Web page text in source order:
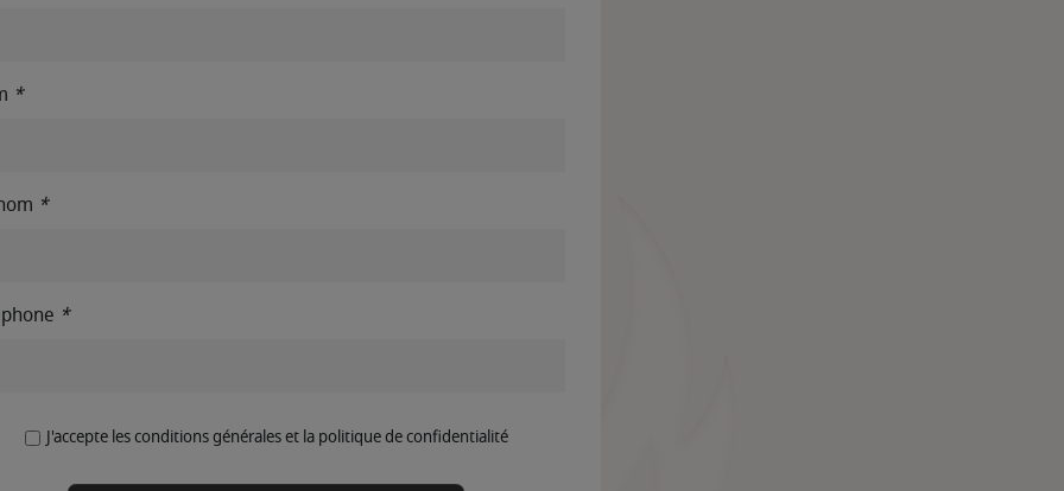
*
*
*
J'accepte les conditions générales et la politique de confidentialité